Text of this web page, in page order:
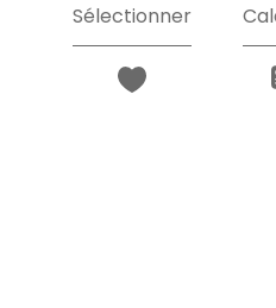
Sélectionner